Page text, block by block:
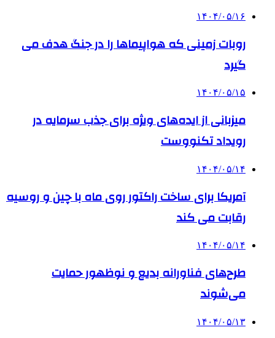
۱۴۰۴/۰۵/۱۶
روبات زمینی که هواپیماها را در جنگ هدف می
گیرد
۱۴۰۴/۰۵/۱۵
میزبانی از ایده‌های ویژه برای جذب سرمایه در
رویداد تکنووست
۱۴۰۴/۰۵/۱۴
آمریکا برای ساخت راکتور روی ماه با چین و روسیه
رقابت می کند
۱۴۰۴/۰۵/۱۴
طرح‌های فناورانه بدیع و نوظهور حمایت
می‌شوند
۱۴۰۴/۰۵/۱۳